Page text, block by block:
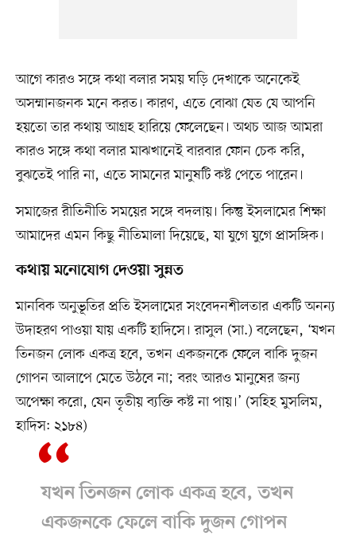
আগে কারও সঙ্গে কথা বলার সময় ঘড়ি দেখাকে অনেকেই
অসম্মানজনক মনে করত। কারণ, এতে বোঝা যেত যে আপনি
হয়তো তার কথায় আগ্রহ হারিয়ে ফেলেছেন। অথচ আজ আমরা
কারও সঙ্গে কথা বলার মাঝখানেই বারবার ফোন চেক করি,
বুঝতেই পারি না, এতে সামনের মানুষটি কষ্ট পেতে পারেন।
সমাজের রীতিনীতি সময়ের সঙ্গে বদলায়। কিন্তু ইসলামের শিক্ষা
আমাদের এমন কিছু নীতিমালা দিয়েছে, যা যুগে যুগে প্রাসঙ্গিক।
কথায় মনোযোগ দেওয়া সুন্নত
মানবিক অনুভূতির প্রতি ইসলামের সংবেদনশীলতার একটি অনন্য
উদাহরণ পাওয়া যায় একটি হাদিসে। রাসুল (সা.) বলেছেন, ‘যখন
তিনজন লোক একত্র হবে, তখন একজনকে ফেলে বাকি দুজন
গোপন আলাপে মেতে উঠবে না; বরং আরও মানুষের জন্য
অপেক্ষা করো, যেন তৃতীয় ব্যক্তি কষ্ট না পায়।’ (সহিহ মুসলিম,
হাদিস: ২১৮৪)
যখন তিনজন লোক একত্র হবে, তখন
একজনকে ফেলে বাকি দুজন গোপন